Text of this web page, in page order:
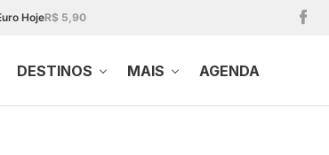
HojeR$ 5,90
DESTINOS MAIS AGENDA